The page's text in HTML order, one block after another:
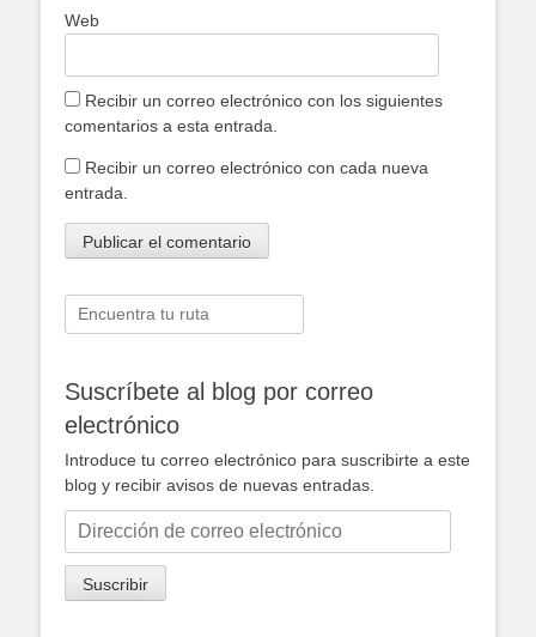
Web
Recibir un correo electrónico con los siguientes
comentarios a esta entrada.
Recibir un correo electrónico con cada nueva
entrada.
Buscar:
Suscríbete al blog por correo
electrónico
Introduce tu correo electrónico para suscribirte a este
blog y recibir avisos de nuevas entradas.
Dirección
correo
electrónico
Suscribir